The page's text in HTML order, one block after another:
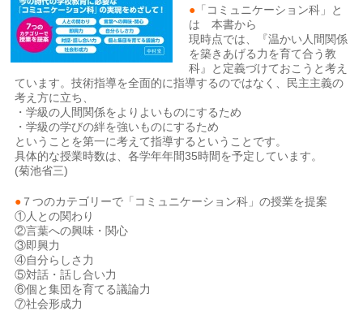
● 「コミュニケーション科」と
は 本書から
現時点では、『温かい人間関係
を築きあげる力を育て合う教
科』と定義づけておこうと考え
ています。技術指導を全面的に指導するのではなく、民主主義の
考え方に立ち、
・学級の人間関係をよりよいものにするため
・学級の学びの絆を強いものにするため
ということを第一に考えて指導するということです。
具体的な授業時数は、各学年年間35時間を予定しています。
(菊池省三)
● ７つのカテゴリーで「コミュニケーション科」の授業を提案
①人との関わり
②言葉への興味・関心
③即興力
④自分らしさ力
⑤対話・話し合い力
⑥個と集団を育てる議論力
⑦社会形成力